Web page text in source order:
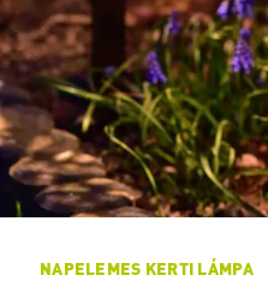
NAPELEMES KERTI LÁMPA